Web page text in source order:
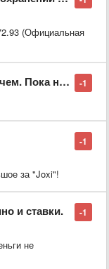
(Официальная
-1
сволота - только добавили мне кучу программ, которые мне на
-1
за "Joxi"!
-1
и ставки.
не